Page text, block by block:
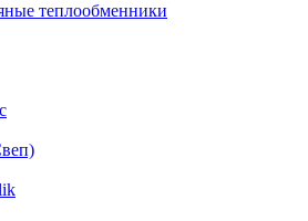
теплообменники